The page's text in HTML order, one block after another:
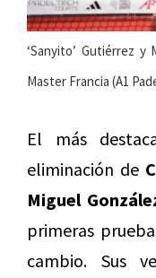
‘Sanyito’ Gutiérrez
Master Francia (A1
El más
eliminación de
Miguel
primeras
cambio. Sus